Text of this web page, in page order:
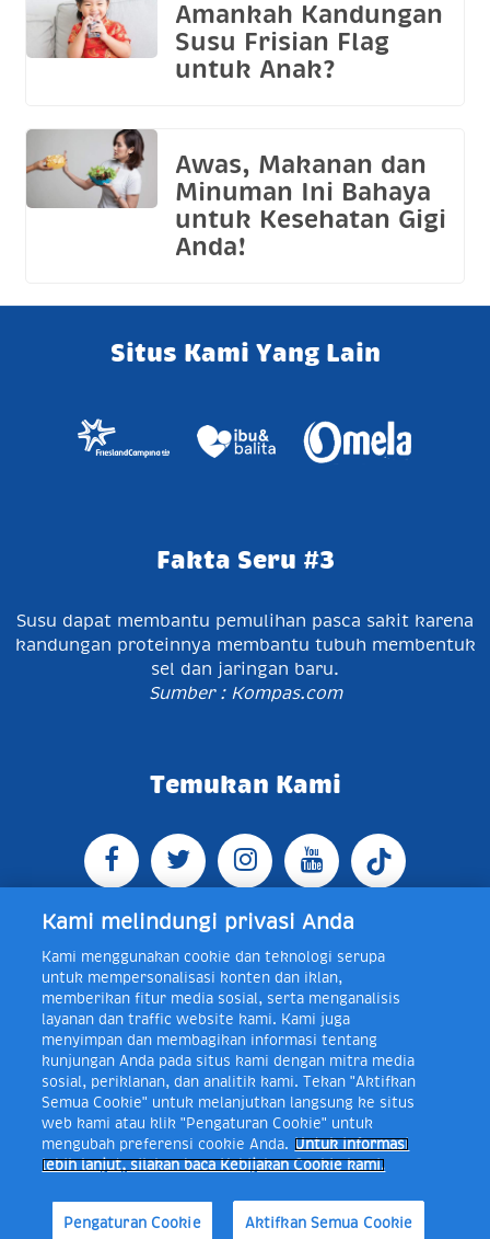
Amankah Kandungan
Susu Frisian Flag
untuk Anak?
Awas, Makanan dan
Minuman Ini Bahaya
untuk Kesehatan Gigi
Anda!
Situs Kami Yang Lain
Fakta Seru #3
Susu dapat membantu pemulihan pasca sakit karena
kandungan proteinnya membantu tubuh membentuk
sel dan jaringan baru.
Sumber : Kompas.com
Temukan Kami
Jl. Raya Bogor KM 5, Pasar Rebo, Jakarta Timur,
Indonesia 13760
Telp +62 21 8410945 | PO BOX
4074 Jakarta 13760 Indonesia
Toll Free Layanan Peduli Frisian Flag 0-80018-21-406;
Senin - Jumat, 08:00 - 16:30 WIB, E-mail:
layanan.peduli@frieslandcampina.com
Frisian Flag Indonesia is a subsidiary of Royal FrieslandCampina N.V.
Copyright © 2017. All rights reserved.
Kebijakan Privasi
Kami melindungi privasi Anda
Kami menggunakan cookie dan teknologi serupa
untuk mempersonalisasi konten dan iklan,
memberikan fitur media sosial, serta menganalisis
layanan dan traffic website kami. Kami juga
menyimpan dan membagikan informasi tentang
kunjungan Anda pada situs kami dengan mitra media
sosial, periklanan, dan analitik kami. Tekan "Aktifkan
Semua Cookie" untuk melanjutkan langsung ke situs
web kami atau klik "Pengaturan Cookie" untuk
mengubah preferensi cookie Anda.
Untuk informasi
lebih lanjut, silakan baca Kebijakan Cookie kami.
Pengaturan Cookie Aktifkan Semua Cookie